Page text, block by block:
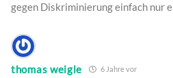
gegen Diskriminierung einfach nur
thomas weigle 6 Jahre vor